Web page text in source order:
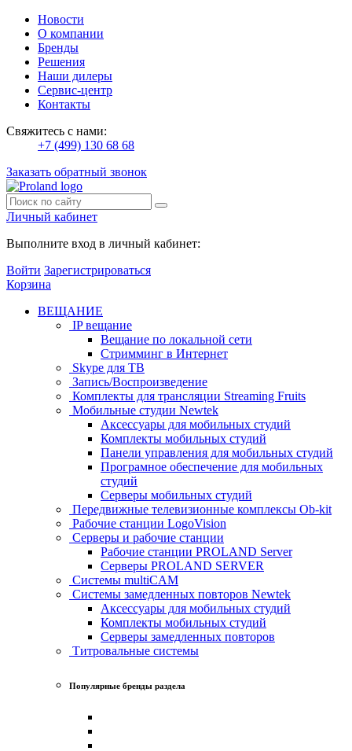
Новости
О компании
Бренды
Решения
Наши дилеры
Сервис-центр
Контакты
Свяжитесь с нами:
+7 (499) 130 68 68
Заказать обратный звонок
Личный кабинет
Выполните вход в личный кабинет:
Войти Зарегистрироваться
Корзина
ВЕЩАНИЕ
IP вещание
Вещание по локальной сети
Стримминг в Интернет
Skype для ТВ
Запись/Воспроизведение
Комплекты для трансляции Streaming Fruits
Мобильные студии Newtek
Аксессуары для мобильных студий
Комплекты мобильных студий
Панели управления для мобильных студий
Програмное обеспечение для мобильных
студий
Серверы мобильных студий
Передвижные телевизионные комплексы Ob-kit
Рабочие станции LogoVision
Серверы и рабочие станции
Рабочие станции PROLAND Server
Серверы PROLAND SERVER
Системы multiCAM
Системы замедленных повторов Newtek
Аксессуары для мобильных студий
Комплекты мобильных студий
Серверы замедленных повторов
Титровальные системы
Популярные бренды раздела